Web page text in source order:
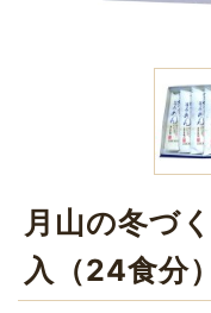
月山の冬づ
入（24食分）